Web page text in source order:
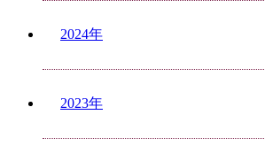
2024年
2023年